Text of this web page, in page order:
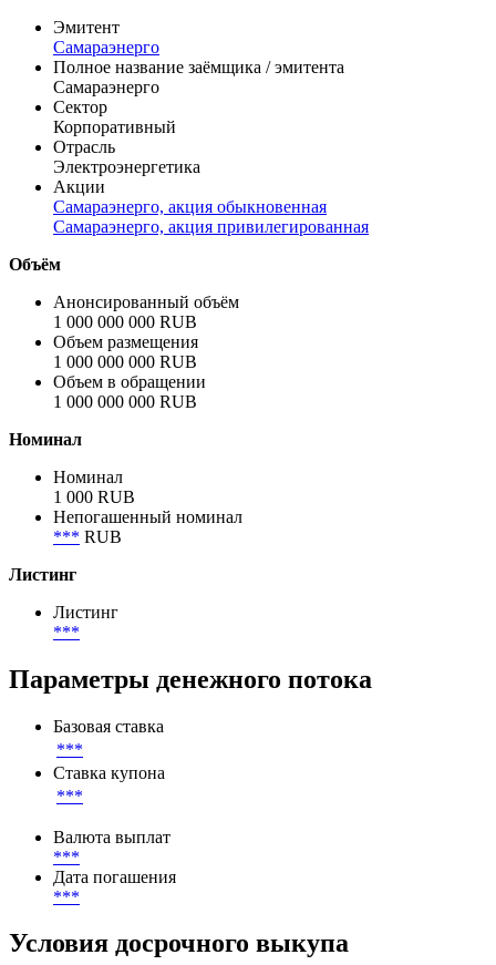
Эмитент
Самараэнерго
Полное название заёмщика / эмитента
Самараэнерго
Сектор
Корпоративный
Отрасль
Электроэнергетика
Акции
Самараэнерго, акция обыкновенная
Самараэнерго, акция привилегированная
Объём
Анонсированный объём
1 000 000 000 RUB
Объем размещения
1 000 000 000 RUB
Объем в обращении
1 000 000 000 RUB
Номинал
Номинал
1 000 RUB
Непогашенный номинал
*** RUB
Листинг
Листинг
***
Параметры денежного потока
Базовая ставка
***
Ставка купона
***
Валюта выплат
***
Дата погашения
***
Условия досрочного выкупа